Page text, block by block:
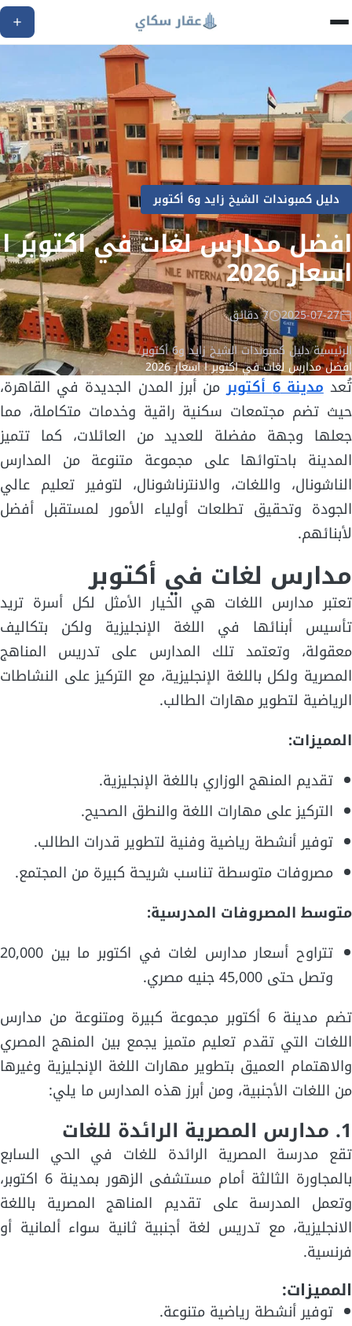
دليل كمبوندات الشيخ زايد و6 أكتوبر
افضل مدارس لغات في اكتوبر ا
اسعار 2026
2025-07-27 7 دقائق
الرئيسية/دليل كمبوندات الشيخ زايد و6 أكتوبر /
افضل مدارس لغات في اكتوبر ا اسعار 2026
تُعدمدينة 6 أكتوبر
من أبرز المدن الجديدة في القاهرة،
حيث تضم مجتمعات سكنية راقية وخدمات متكاملة، مما
جعلها وجهة مفضلة للعديد من العائلات، كما تتميز
المدينة باحتوائها على مجموعة متنوعة من المدارس
الناشونال، واللغات، والانترناشونال، لتوفير تعليم عالي
الجودة وتحقيق تطلعات أولياء الأمور لمستقبل أفضل
لأبنائهم.
مدارس لغات في أكتوبر
تعتبر مدارس اللغات هي الخيار الأمثل لكل أسرة تريد
تأسيس أبنائها في اللغة الإنجليزية ولكن بتكاليف
معقولة، وتعتمد تلك المدارس على تدريس المناهج
المصرية ولكل باللغة الإنجليزية، مع التركيز على النشاطات
الرياضية لتطوير مهارات الطالب.
المميزات:
تقديم المنهج الوزاري باللغة الإنجليزية.
التركيز على مهارات اللغة والنطق الصحيح.
توفير أنشطة رياضية وفنية لتطوير قدرات الطالب.
مصروفات متوسطة تناسب شريحة كبيرة من المجتمع.
متوسط المصروفات المدرسية:
تتراوح أسعار مدارس لغات في اكتوبر ما بين 20,000
وتصل حتى 45,000 جنيه مصري.
تضم مدينة 6 أكتوبر مجموعة كبيرة ومتنوعة من مدارس
اللغات التي تقدم تعليم متميز يجمع بين المنهج المصري
والاهتمام العميق بتطوير مهارات اللغة الإنجليزية وغيرها
من اللغات الأجنبية، ومن أبرز هذه المدارس ما يلي:
1. مدارس المصرية الرائدة للغات
تقع مدرسة المصرية الرائدة للغات في الحي السابع
بالمجاورة الثالثة أمام مستشفى الزهور بمدينة 6 اكتوبر،
وتعمل المدرسة على تقديم المناهج المصرية باللغة
الانجليزية، مع تدريس لغة أجنبية ثانية سواء ألمانية أو
فرنسية.
المميزات:
توفير أنشطة رياضية متنوعة.